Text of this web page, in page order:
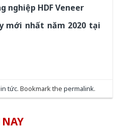
nghiệp HDF Veneer
mới nhất năm 2020 tại
tức. Bookmark the permalink.